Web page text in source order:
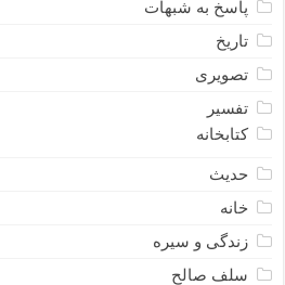
پاسخ به شبهات
تاریخ
تصویری
تفسیر
کتابخانه
حدیث
خانه
زندگی و سیره
سلف صالح